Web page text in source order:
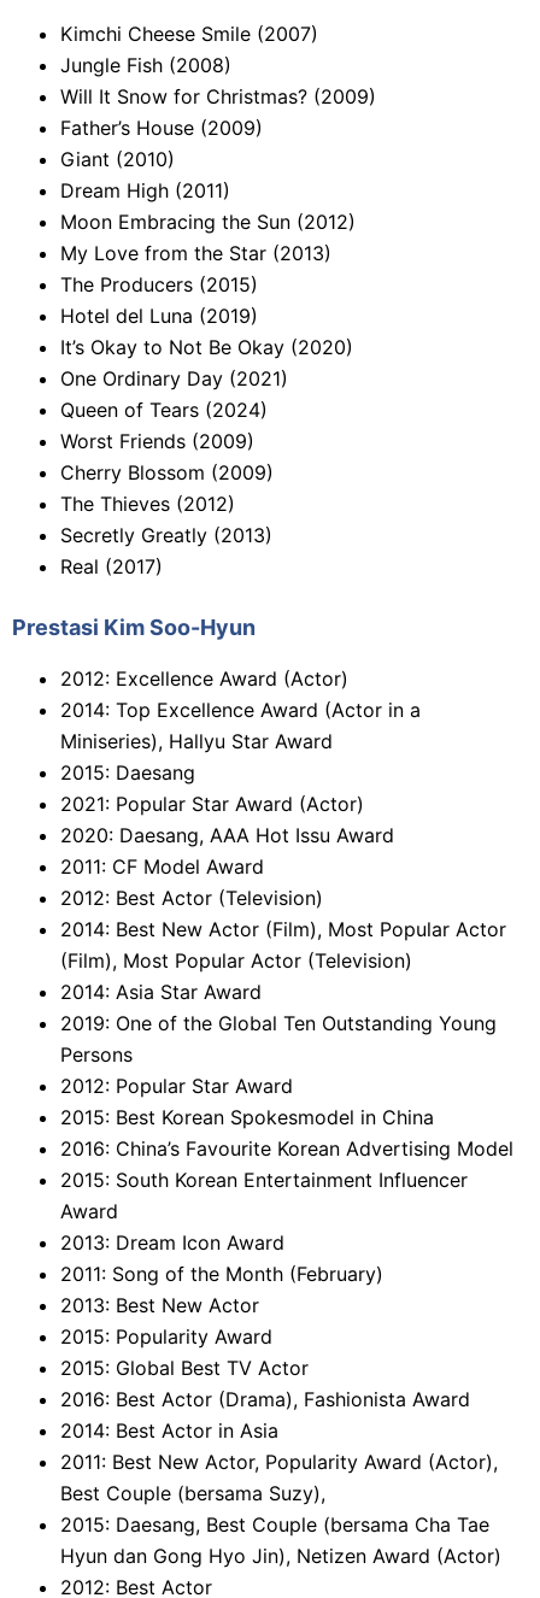
Kimchi Cheese Smile (2007)
Jungle Fish (2008)
Will It Snow for Christmas? (2009)
Father’s House (2009)
Giant (2010)
Dream High (2011)
Moon Embracing the Sun (2012)
My Love from the Star (2013)
The Producers (2015)
Hotel del Luna (2019)
It’s Okay to Not Be Okay (2020)
One Ordinary Day (2021)
Queen of Tears (2024)
Worst Friends (2009)
Cherry Blossom (2009)
The Thieves (2012)
Secretly Greatly (2013)
Real (2017)
Prestasi Kim Soo-Hyun
2012: Excellence Award (Actor)
2014: Top Excellence Award (Actor in a
Miniseries), Hallyu Star Award
2015: Daesang
2021: Popular Star Award (Actor)
2020: Daesang, AAA Hot Issu Award
2011: CF Model Award
2012: Best Actor (Television)
2014: Best New Actor (Film), Most Popular Actor
(Film), Most Popular Actor (Television)
2014: Asia Star Award
2019: One of the Global Ten Outstanding Young
Persons
2012: Popular Star Award
2015: Best Korean Spokesmodel in China
2016: China’s Favourite Korean Advertising Model
2015: South Korean Entertainment Influencer
Award
2013: Dream Icon Award
2011: Song of the Month (February)
2013: Best New Actor
2015: Popularity Award
2015: Global Best TV Actor
2016: Best Actor (Drama), Fashionista Award
2014: Best Actor in Asia
2011: Best New Actor, Popularity Award (Actor),
Best Couple (bersama Suzy),
2015: Daesang, Best Couple (bersama Cha Tae
Hyun dan Gong Hyo Jin), Netizen Award (Actor)
2012: Best Actor